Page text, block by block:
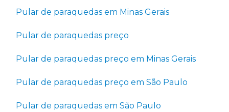
Pular de paraquedas em Minas Gerais
Pular de paraquedas preço
Pular de paraquedas preço em Minas Gerais
Pular de paraquedas preço em São Paulo
Pular de paraquedas em São Paulo